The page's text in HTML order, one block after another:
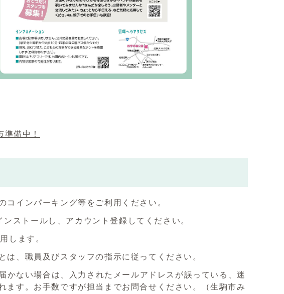
備中！
インパーキング等をご利用ください。
ストールし、アカウント登録してください。
します。
、職員及びスタッフの指示に従ってください。
ない場合は、入力されたメールアドレスが誤っている、迷
ます。お手数ですが担当までお問合せください。（生駒市み